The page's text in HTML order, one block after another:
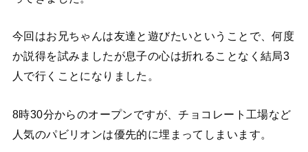
今回はお兄ちゃんは友達と遊びたいということで、何度
か説得を試みましたが息子の心は折れることなく結局3
人で行くことになりました。
8時30分からのオープンですが、チョコレート工場など
人気のパビリオンは優先的に埋まってしまいます。